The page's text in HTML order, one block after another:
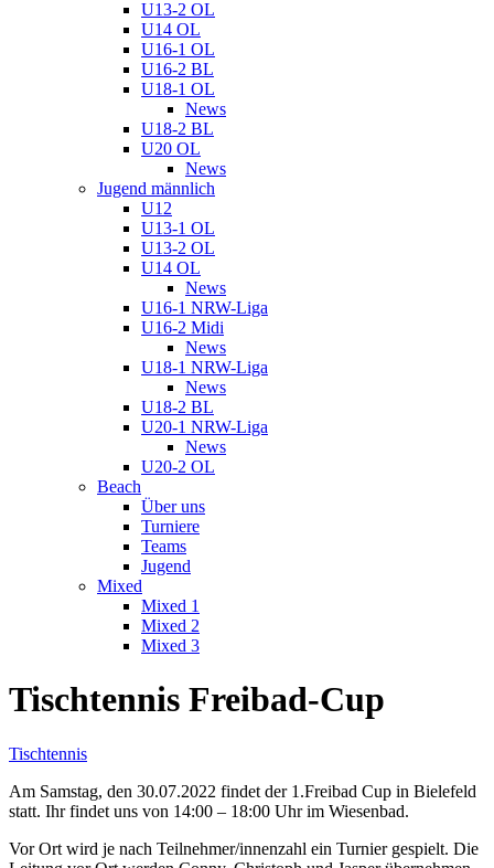
U13-2 OL
U14 OL
U16-1 OL
U16-2 BL
U18-1 OL
News
U18-2 BL
U20 OL
News
Jugend männlich
U12
U13-1 OL
U13-2 OL
U14 OL
News
U16-1 NRW-Liga
U16-2 Midi
News
U18-1 NRW-Liga
News
U18-2 BL
U20-1 NRW-Liga
News
U20-2 OL
Beach
Über uns
Turniere
Teams
Jugend
Mixed
Mixed 1
Mixed 2
Mixed 3
Tischtennis Freibad-Cup
Tischtennis
Am Samstag, den 30.07.2022 findet der 1.Freibad Cup in Bielefeld
statt. Ihr findet uns von 14:00 – 18:00 Uhr im Wiesenbad.
Vor Ort wird je nach Teilnehmer/innenzahl ein Turnier gespielt. Die